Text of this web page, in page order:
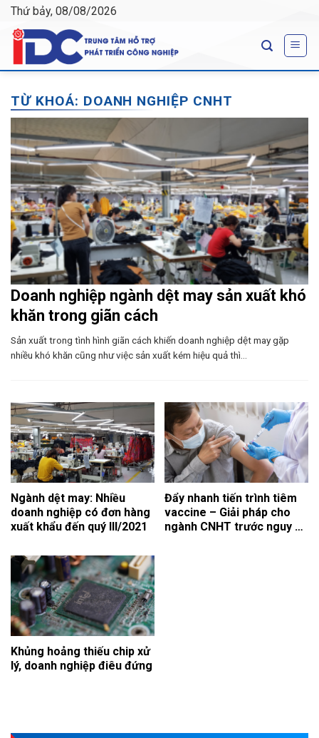
Skip
content
Thứ bảy, 08/08/2026
TỪ KHOÁ: DOANH NGHIỆP CNHT
Doanh nghiệp ngành dệt may sản xuất khó
khăn trong giãn cách
Sản xuất trong tình hình giãn cách khiến doanh nghiệp dệt may gặp
nhiều khó khăn cũng như việc sản xuất kém hiệu quả thì...
Ngành dệt may: Nhiều
doanh nghiệp có đơn hàng
xuất khẩu đến quý III/2021
Đẩy nhanh tiến trình tiêm
vaccine – Giải pháp cho
ngành CNHT trước nguy cơ
Khủng hoảng thiếu chip xử
lý, doanh nghiệp điêu đứng